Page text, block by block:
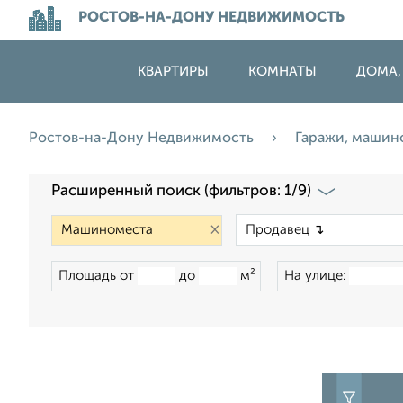
РОСТОВ-НА-ДОНУ НЕДВИЖИМОСТЬ
КВАРТИРЫ КОМНАТЫ ДОМА,
Ростов-на-Дону Недвижимость Гаражи,
Расширенный поиск (фильтров: 1/9)
×
Площадь от до м² На улице: